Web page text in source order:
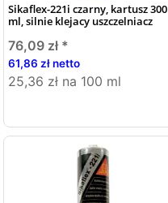
Sikaflex-221i czarny, kartusz 300
ml, silnie klejacy uszczelniacz
76,09 zł *
61,86 zł netto
25,36 zł na 100 ml